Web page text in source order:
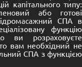
капітального типу:
або готові
СПА в
функцію
ви розраховуєте
вам необхідний не
СПА з функцією